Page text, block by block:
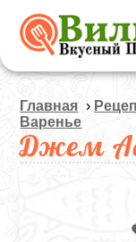
Главная ›
Варенье
Джем